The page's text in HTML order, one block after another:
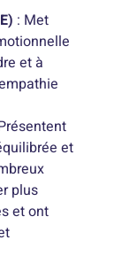
: Met
et à
et
plus
et ont